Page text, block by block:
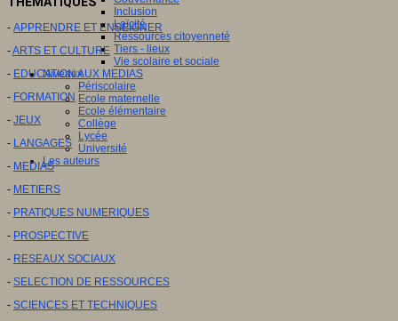
Inclusion
Laïcité
Ressources citoyenneté
Tiers - lieux
Vie scolaire et sociale
Niveaux
Périscolaire
Ecole maternelle
Ecole élémentaire
Collège
Lycée
Université
Les auteurs
- APPRENDRE ET ENSEIGNER
-ARTS ET CULTURE
- EDUCATION AUX MEDIAS
- FORMATION
- JEUX
- LANGAGES
- MEDIAS
- METIERS
- PRATIQUES NUMERIQUES
- PROSPECTIVE
- RESEAUX SOCIAUX
- SELECTION DE RESSOURCES
- SCIENCES ET TECHNIQUES